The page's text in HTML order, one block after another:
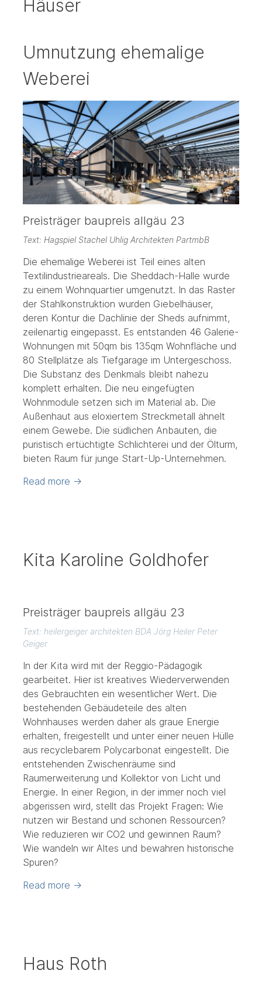
Häuser
Umnutzung ehemalige
Weberei
Preisträger baupreis allgäu 23
Text: Hagspiel Stachel Uhlig Architekten PartmbB
Die ehemalige Weberei ist Teil eines alten
Textilindustrieareals. Die Sheddach-Halle wurde
zu einem Wohnquartier umgenutzt. In das Raster
der Stahlkonstruktion wurden Giebelhäuser,
deren Kontur die Dachlinie der Sheds aufnimmt,
zeilenartig eingepasst. Es entstanden 46 Galerie-
Wohnungen mit 50qm bis 135qm Wohnfläche und
80 Stellplätze als Tiefgarage im Untergeschoss.
Die Substanz des Denkmals bleibt nahezu
komplett erhalten. Die neu eingefügten
Wohnmodule setzen sich im Material ab. Die
Außenhaut aus eloxiertem Streckmetall ähnelt
einem Gewebe. Die südlichen Anbauten, die
puristisch ertüchtigte Schlichterei und der Ölturm,
bieten Raum für junge Start-Up-Unternehmen.
Read more →
Kita Karoline Goldhofer
Preisträger baupreis allgäu 23
Text: heilergeiger architekten BDA Jörg Heiler Peter
Geiger
In der Kita wird mit der Reggio-Pädagogik
gearbeitet. Hier ist kreatives Wiederverwenden
des Gebrauchten ein wesentlicher Wert. Die
bestehenden Gebäudeteile des alten
Wohnhauses werden daher als graue Energie
erhalten, freigestellt und unter einer neuen Hülle
aus recyclebarem Polycarbonat eingestellt. Die
entstehenden Zwischenräume sind
Raumerweiterung und Kollektor von Licht und
Energie. In einer Region, in der immer noch viel
abgerissen wird, stellt das Projekt Fragen: Wie
nutzen wir Bestand und schonen Ressourcen?
Wie reduzieren wir CO2 und gewinnen Raum?
Wie wandeln wir Altes und bewahren historische
Spuren?
Read more →
Haus Roth